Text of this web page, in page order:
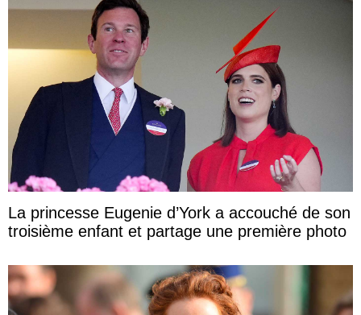
La princesse Eugenie d’York a accouché de son
troisième enfant et partage une première photo